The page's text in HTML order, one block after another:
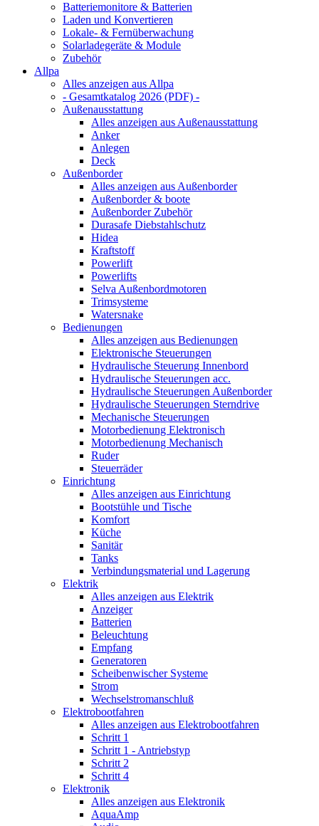
Batteriemonitore & Batterien
Laden und Konvertieren
Lokale- & Fernüberwachung
Solarladegeräte & Module
Zubehör
Allpa
Alles anzeigen aus Allpa
- Gesamtkatalog 2026 (PDF) -
Außenausstattung
Alles anzeigen aus Außenausstattung
Anker
Anlegen
Deck
Außenborder
Alles anzeigen aus Außenborder
Außenborder & boote
Außenborder Zubehör
Durasafe Diebstahlschutz
Hidea
Kraftstoff
Powerlift
Powerlifts
Selva Außenbordmotoren
Trimsysteme
Watersnake
Bedienungen
Alles anzeigen aus Bedienungen
Elektronische Steuerungen
Hydraulische Steuerung Innenbord
Hydraulische Steuerungen acc.
Hydraulische Steuerungen Außenborder
Hydraulische Steuerungen Sterndrive
Mechanische Steuerungen
Motorbedienung Elektronisch
Motorbedienung Mechanisch
Ruder
Steuerräder
Einrichtung
Alles anzeigen aus Einrichtung
Bootstühle und Tische
Komfort
Küche
Sanitär
Tanks
Verbindungsmaterial und Lagerung
Elektrik
Alles anzeigen aus Elektrik
Anzeiger
Batterien
Beleuchtung
Empfang
Generatoren
Scheibenwischer Systeme
Strom
Wechselstromanschluß
Elektrobootfahren
Alles anzeigen aus Elektrobootfahren
Schritt 1
Schritt 1 - Antriebstyp
Schritt 2
Schritt 4
Elektronik
Alles anzeigen aus Elektronik
AquaAmp